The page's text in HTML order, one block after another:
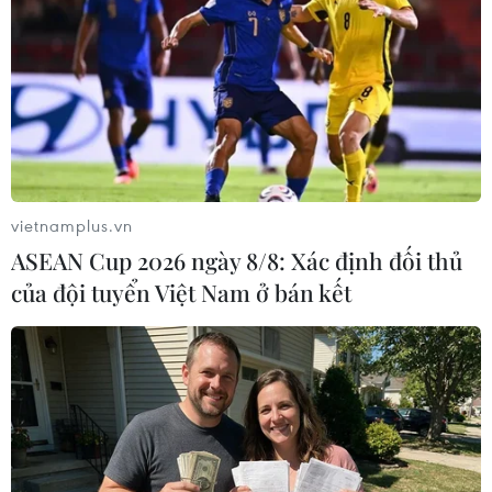
NQ/TW
07/08/2026 08:18
Tây Ninh thúc đẩy bình dân học vụ
số, tạo động lực phát triển kinh tế số
07/08/2026 07:17
"Doanh nghiệp phải là lực lượng
nòng cốt phát triển công nghệ chiến
lược"
07/08/2026 07:09
Meta bồi thường gần 600 triệu USD
vì gây tổn hại sức khỏe tâm thần trẻ
vietnamplus.vn
ASEAN Cup 2026 ngày 8/8: Xác định đối thủ
của đội tuyển Việt Nam ở bán kết